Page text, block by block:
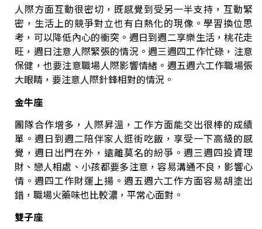
人際方面互動很密切，既感覺到受另一半支持，互動緊
密，生活上的競爭對立也有白熱化的現像。學習換位思
考，可以降低內心的衝突。 週日到週二享樂生活，桃花走
旺，週日注意人際緊張的情況。週三週四工作忙碌，注意
保健，也要注意職場人際影響情緒。週五週六工作職場張
大眼睛，要注意人際針鋒相對的情況。
金牛座
團隊合作增多，人際昇溫，工作方面能交出很棒的成績
單。 週日到週二陪伴家人逛街吃飯，享受一下高級的感
覺，週日出門在外，遠離莫名的紛爭。週三週四投資理
財、戀人相處、小孩都要多注意，容易溝通不良，影響心
情。週四工作財運上揚。週五週六工作方面容易胡塗出
錯，職場火藥味也比較濃，平常心面對。
雙子座